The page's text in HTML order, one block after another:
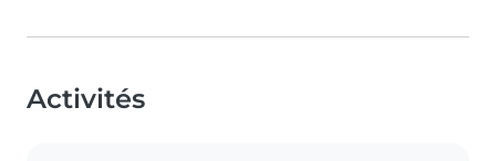
Activités